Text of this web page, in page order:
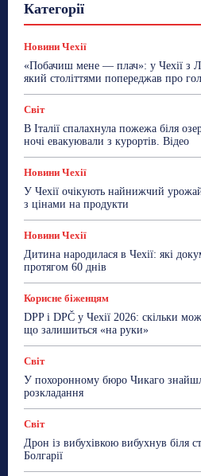
Категорії
Новини Чехії
Сад
ТехноМанія
Топ-
Новини Чехії
«Побачиш мене — плач»: у Чехії з
який століттями попереджав про
Світ
В Італії спалахнула пожежа біля
ночі евакуювали з курортів. Відео
Новини Чехії
У Чехії очікують найнижчий
з цінами на продукти
Новини Чехії
Дитина народилася в Чехії: які
протягом 60 днів
Корисне біженцям
DPP і DPČ у Чехії 2026: скільки
що залишиться «на руки»
Світ
У похоронному бюро Чикаго
розкладання
Світ
Дрон із вибухівкою вибухнув біля
Болгарії